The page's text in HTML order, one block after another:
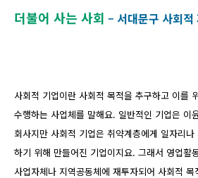
더불어 사는 사회 – 서대문구 사회적
사회적 기업이란 사회적 목적을 추구하고 이를
수행하는 사업체를 말해요. 일반적인 기업은 이
회사지만 사회적 기업은 취약계층에게 일자리
하기 위해 만들어진 기업이지요. 그래서 영업활
사업자체나 지역공동체에 재투자되어 사회적